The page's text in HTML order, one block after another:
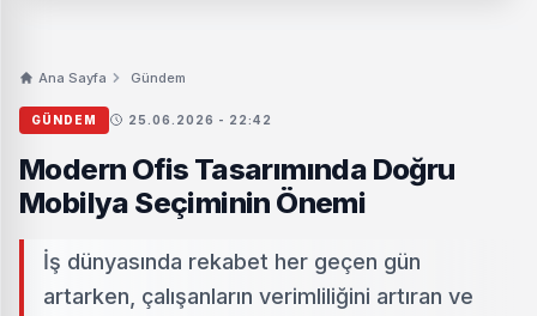
Ana Sayfa Gündem
GÜNDEM 25.06.2026 - 22:42
Modern Ofis Tasarımında Doğru
Mobilya Seçiminin Önemi
İş dünyasında rekabet her geçen gün
artarken, çalışanların verimliliğini artıran ve